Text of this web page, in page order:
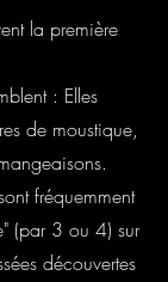
la première
: Elles
de moustique,
fréquemment
(par 3 ou 4) sur
découvertes